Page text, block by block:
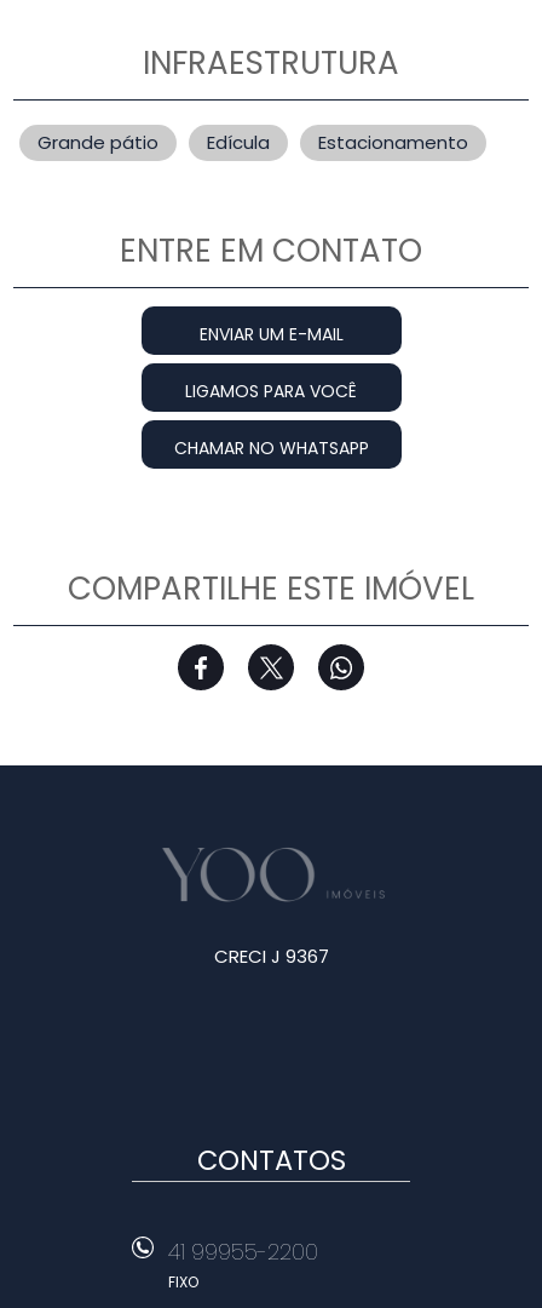
INFRAESTRUTURA
Grande pátio Edícula Estacionamento
ENTRE EM CONTATO
ENVIAR UM E-MAIL
LIGAMOS PARA VOCÊ
CHAMAR NO WHATSAPP
COMPARTILHE ESTE IMÓVEL
CRECI J 9367
CONTATOS
41 99955-2200
FIXO